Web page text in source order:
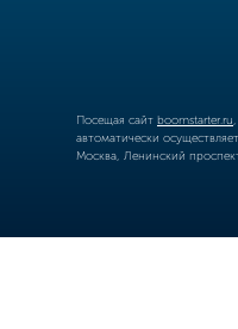
Посещая сайт boomstarter.ru
автоматически
Москва, Ленинский